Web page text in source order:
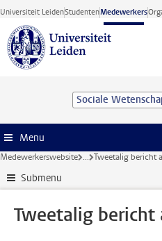
Ga direct naar de inhoud
Universiteit LeidenStudentenMedewerkers
Sociale
Menu
Medewerkerswebsite ... Tweetalig bericht
Submenu
Tweetalig bericht